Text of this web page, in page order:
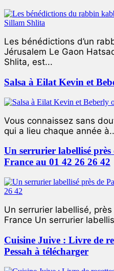
Les bénédictions d’un
Jérusalem Le Gaon
Shlita, est...
Salsa à Eilat Kevin et
Vous connaissez sans
qui a lieu chaque année
Un serrurier labellisé près
France au 01 42 26 26 42
Un serrurier labellisé,
France Un serrurier
Cuisine Juive : Livre de
Pessah à télécharger